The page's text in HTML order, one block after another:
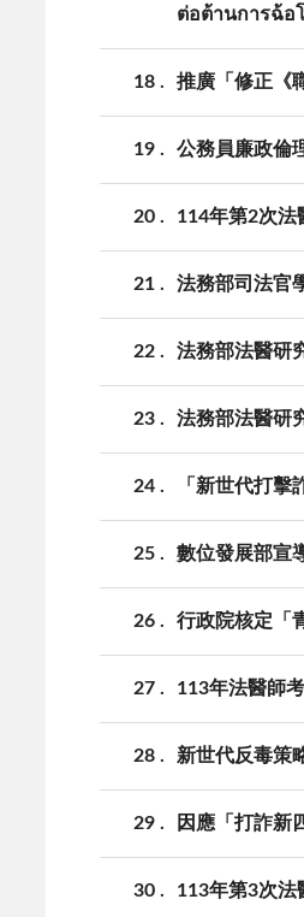
ต่อต้านการฉ้อโ
18 推廣「修正《
19 公務員廉政倫
20 114年第2次法
21 法務部司法官
22 法務部法醫研
23 法務部法醫研
24 「新世代打擊
25 數位發展部宣
26 行政院核定「
27 113年法醫師
28 新世代反毒策
29 因應「打詐新
30 113年第3次法